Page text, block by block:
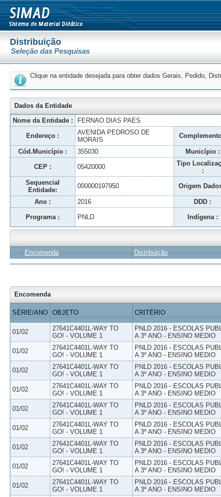
Distribuição
Seleção das Pesquisas
Clique na entidade desejada para obter dados Gerais, Pedido,
Dados da Entidade
Nome da Entidade :
FERNAO DIAS PAES
Endereço :
AVENIDA PEDROSO DE
MORAIS
Cód.Município : 355030 Município :
CEP : 05420000
Tipo
:
Sequencial
Entidade:
000000197950 Origem
Ano : 2016 DDD :
Programa : PNLD Indígena :
Encomenda Distribuição
Encomenda
SÉRIE/ANO OBJETO CRITÉRIO
01/02
27641C4401L-WAY TO
GO! - VOLUME 1
PNLD 2016 - ESCOLAS
A 3º ANO - ENSINO MEDIO
01/02
27641C4401L-WAY TO
GO! - VOLUME 1
PNLD 2016 - ESCOLAS
A 3º ANO - ENSINO MEDIO
01/02
27641C4401L-WAY TO
GO! - VOLUME 1
PNLD 2016 - ESCOLAS
A 3º ANO - ENSINO MEDIO
01/02
27641C4401L-WAY TO
GO! - VOLUME 1
PNLD 2016 - ESCOLAS
A 3º ANO - ENSINO MEDIO
01/02
27641C4401L-WAY TO
GO! - VOLUME 1
PNLD 2016 - ESCOLAS
A 3º ANO - ENSINO MEDIO
01/02
27641C4401L-WAY TO
GO! - VOLUME 1
PNLD 2016 - ESCOLAS
A 3º ANO - ENSINO MEDIO
01/02
27641C4401L-WAY TO
GO! - VOLUME 1
PNLD 2016 - ESCOLAS
A 3º ANO - ENSINO MEDIO
01/02
27641C4401L-WAY TO
GO! - VOLUME 1
PNLD 2016 - ESCOLAS
A 3º ANO - ENSINO MEDIO
01/02
27641C4401L-WAY TO
GO! - VOLUME 1
PNLD 2016 - ESCOLAS
A 3º ANO - ENSINO MEDIO